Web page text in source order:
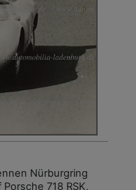
Nürburgring
718 RSK,